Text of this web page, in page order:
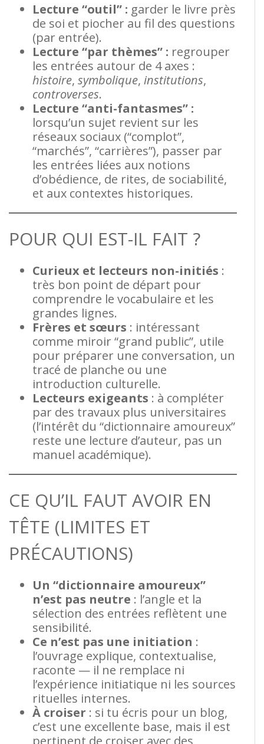
Lecture “outil” : garder le livre près
de soi et piocher au fil des questions
(par entrée).
Lecture “par thèmes” : regrouper
les entrées autour de 4 axes :
histoire, symbolique, institutions,
controverses.
Lecture “anti-fantasmes” :
lorsqu’un sujet revient sur les
réseaux sociaux (“complot”,
“marchés”, “carrières”), passer par
les entrées liées aux notions
d’obédience, de rites, de sociabilité,
et aux contextes historiques.
POUR QUI EST-IL FAIT ?
Curieux et lecteurs non-initiés :
très bon point de départ pour
comprendre le vocabulaire et les
grandes lignes.
Frères et sœurs : intéressant
comme miroir “grand public”, utile
pour préparer une conversation, un
tracé de planche ou une
introduction culturelle.
Lecteurs exigeants : à compléter
par des travaux plus universitaires
(l’intérêt du “dictionnaire amoureux”
reste une lecture d’auteur, pas un
manuel académique).
CE QU’IL FAUT AVOIR EN
TÊTE (LIMITES ET
PRÉCAUTIONS)
Un “dictionnaire amoureux”
n’est pas neutre : l’angle et la
sélection des entrées reflètent une
sensibilité.
Ce n’est pas une initiation :
l’ouvrage explique, contextualise,
raconte — il ne remplace ni
l’expérience initiatique ni les sources
rituelles internes.
À croiser : si tu écris pour un blog,
c’est une excellente base, mais il est
pertinent de croiser avec des